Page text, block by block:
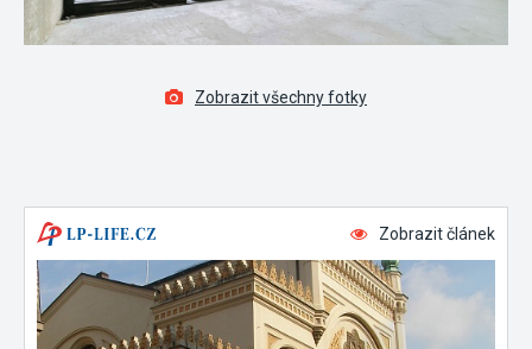
Zobrazit všechny fotky
Zobrazit článek